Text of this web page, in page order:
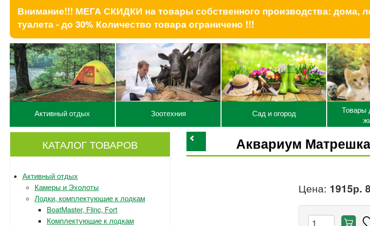
Внимание!!! МЕГА СКИДКИ на товары собственного производства: дома,
туалета - до 30% Количество товара ограничено !!!
Активный отдых Зоотехния Сад и огород
Товары
КАТАЛОГ ТОВАРОВ
Активный отдых
Камеры и Эхолоты
Лодки, комплектующие к лодкам
BoatMaster, Flinc, Fort
Комплектующие к лодкам
Аквариум Матрешка
Цена: 1915р.